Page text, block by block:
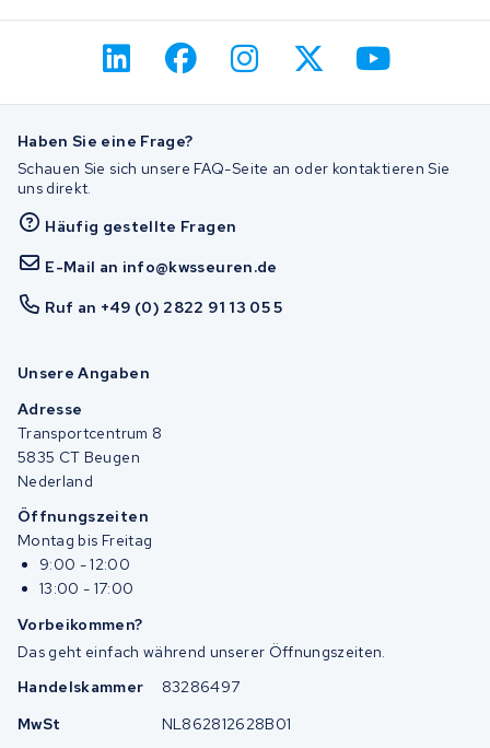
Haben Sie eine Frage?
Schauen Sie sich unsere FAQ-Seite an oder kontaktieren Sie
uns direkt.
Häufig gestellte Fragen
E-Mail an info@kwsseuren.de
Ruf an +49 (0) 2822 91 13 05 5
Unsere Angaben
Adresse
Transportcentrum 8
5835 CT Beugen
Nederland
Öffnungszeiten
Montag bis Freitag
9:00 - 12:00
13:00 - 17:00
Vorbeikommen?
Das geht einfach während unserer Öffnungszeiten.
Handelskammer
83286497
MwSt
NL862812628B01